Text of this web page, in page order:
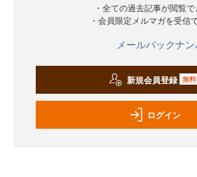
・全ての過去記事が閲覧
・会員限定メルマガを受信
メールバックナ
新規会員登録 無料
ログイン